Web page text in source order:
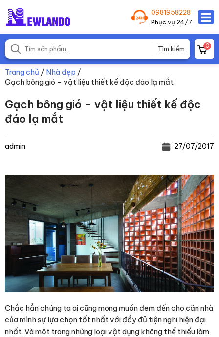
0981958228
Phục vụ 24/7
0
Trang chủ / Nhà đẹp /
Gạch bông gió – vật liệu thiết kế độc đáo lạ mắt
Gạch bông gió – vật liệu thiết kế độc
đáo lạ mắt
admin 27/07/2017
Chắc hẳn chúng ta ai cũng mong muốn đem đến cho căn nhà
của mình sự lựa chọn tốt nhất với đầy đủ tiện nghi hiện đại
nhất. Và một trong những loại vật dụng không thể thiếu làm